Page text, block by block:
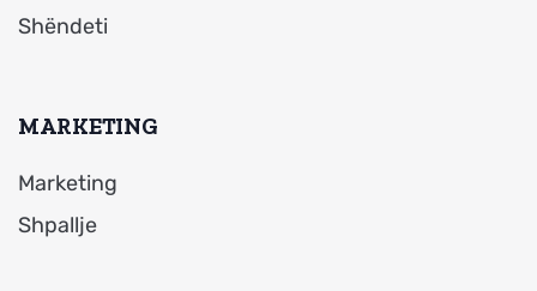
Shëndeti
MARKETING
Marketing
Shpallje